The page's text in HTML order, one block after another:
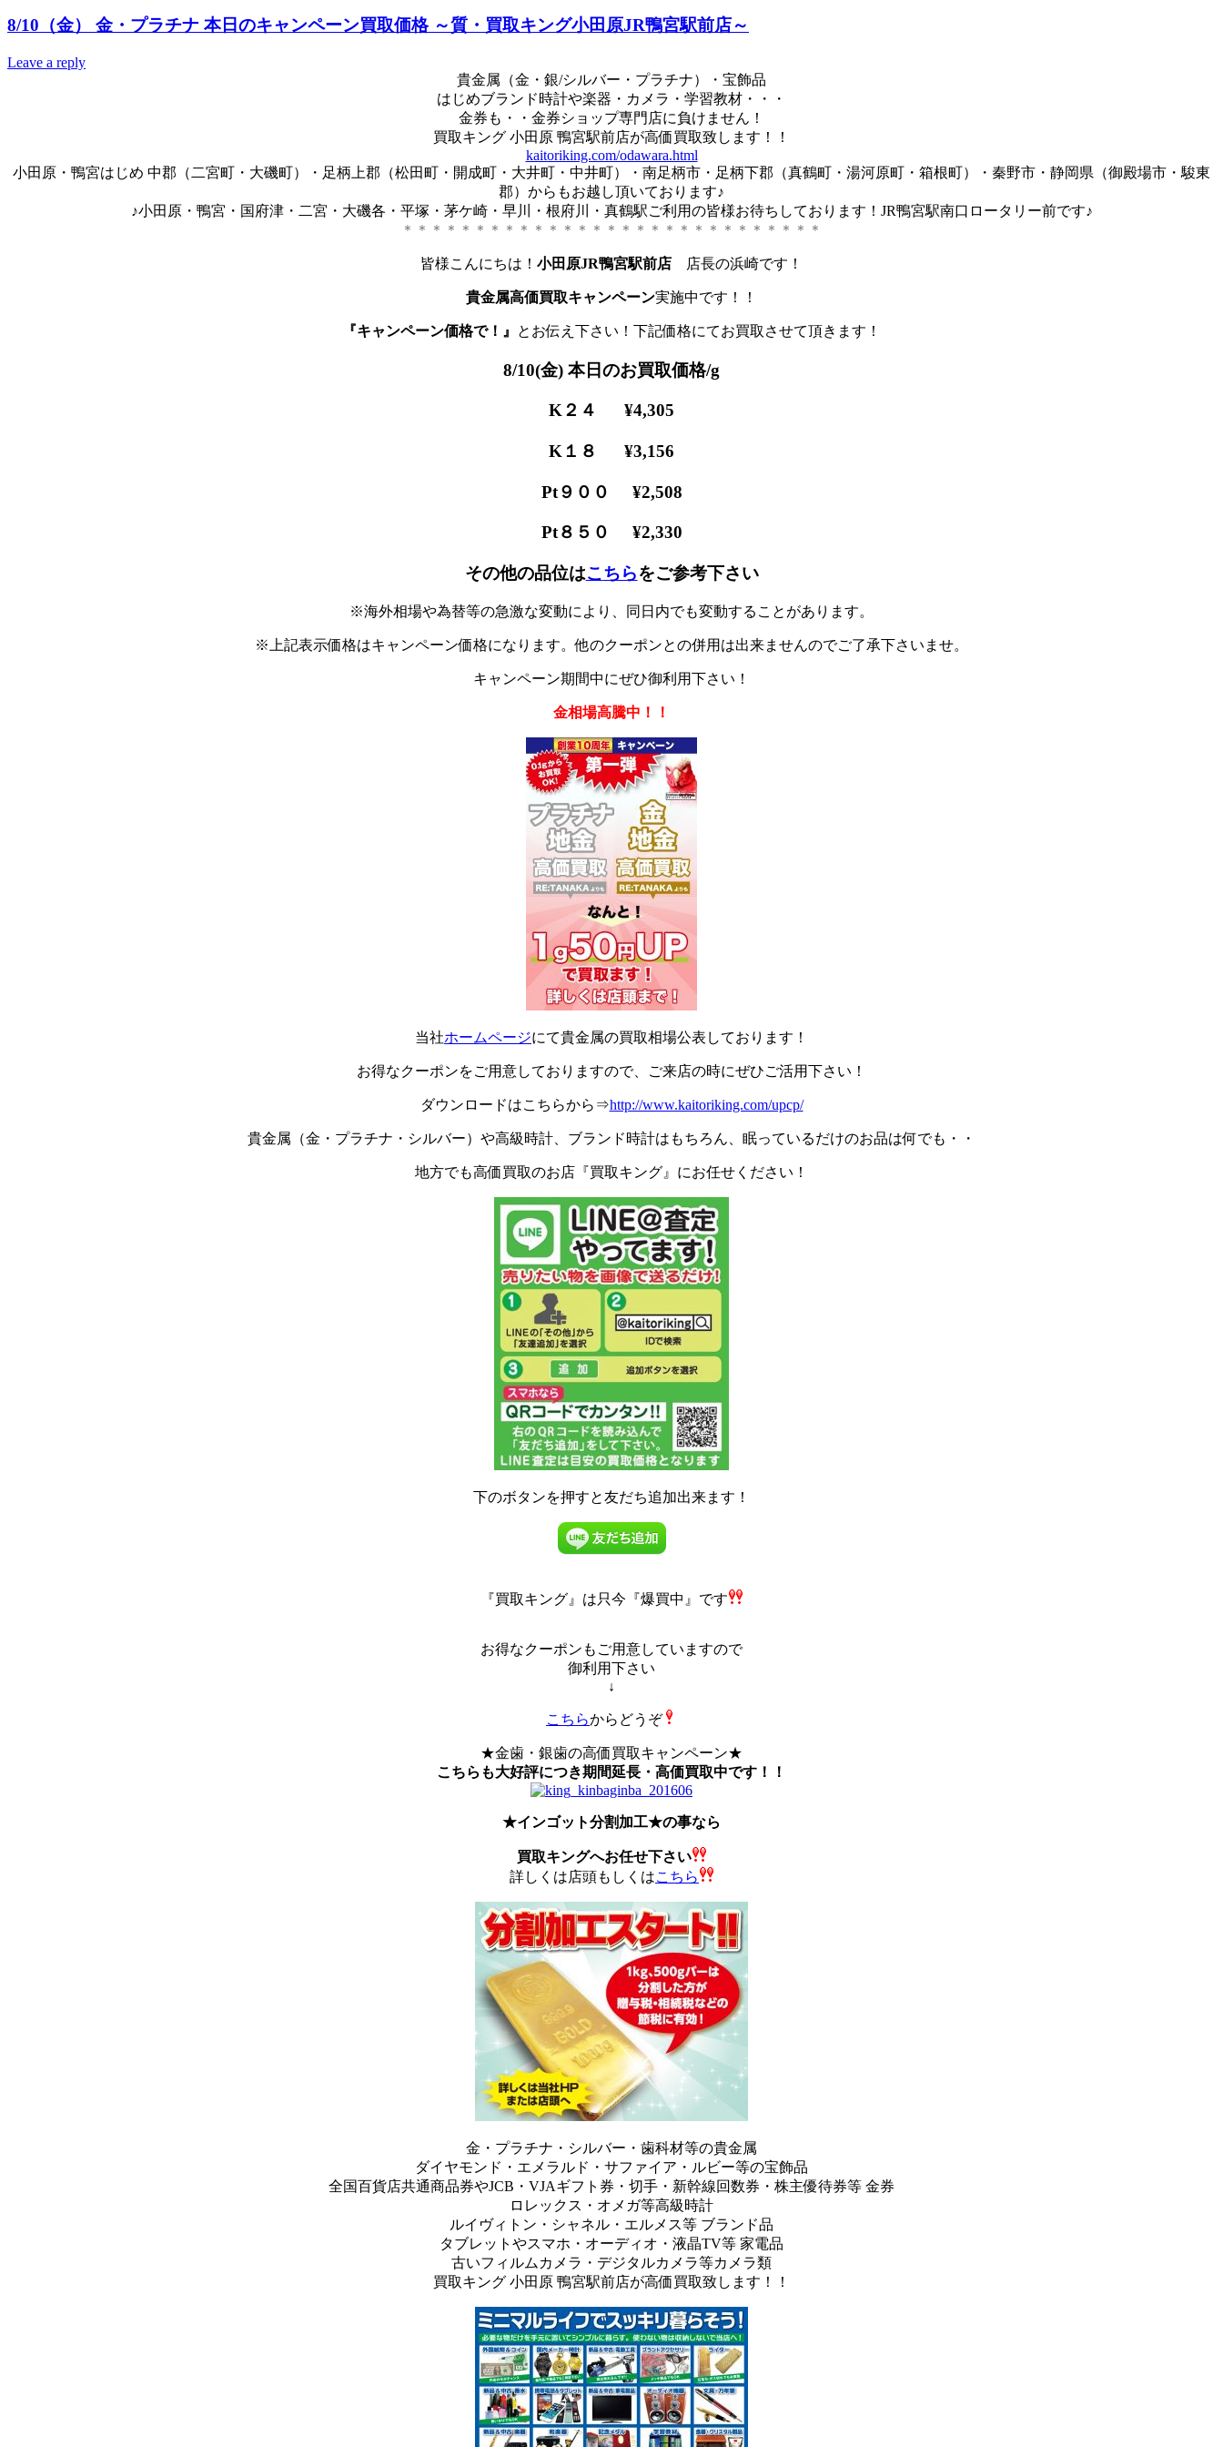
8/10（金） 金・プラチナ 本日のキャンペーン買取価格 ～質・買取キング小田原JR鴨宮駅前店～
Leave a reply
貴金属（金・銀/シルバー・プラチナ）・宝飾品
はじめブランド時計や楽器・カメラ・学習教材・・・
金券も・・金券ショップ専門店に負けません！
買取キング 小田原 鴨宮駅前店が高価買取致します！！
kaitoriking.com/odawara.html
小田原・鴨宮はじめ 中郡（二宮町・大磯町）・足柄上郡（松田町・開成町・大井町・中井町）・南足柄市・足柄下郡（真鶴町・湯河原町・箱根町）・秦野市・静岡県（御殿場市・駿東
郡）からもお越し頂いております♪
♪小田原・鴨宮・国府津・二宮・大磯各・平塚・茅ケ崎・早川・根府川・真鶴駅ご利用の皆様お待ちしております！JR鴨宮駅南口ロータリー前です♪
＊＊＊＊＊＊＊＊＊＊＊＊＊＊＊＊＊＊＊＊＊＊＊＊＊＊＊＊＊
皆様こんにちは！ 小田原JR鴨宮駅前店 店長の浜崎です！
貴金属高価買取キャンペーン実施中です！！
『キャンペーン価格で！』 とお伝え下さい！下記価格にてお買取させて頂きます！
8/10(金) 本日のお買取価格/g
K２４ ¥4,305
K１８ ¥3,156
Pt９００ ¥2,508
Pt８５０ ¥2,330
その他の品位はこちらをご参考下さい
※海外相場や為替等の急激な変動により、同日内でも変動することがあります。
※上記表示価格はキャンペーン価格になります。他のクーポンとの併用は出来ませんのでご了承下さいませ。
キャンペーン期間中にぜひ御利用下さい！
金相場高騰中！！
当社ホームページにて貴金属の買取相場公表しております！
お得なクーポンをご用意しておりますので、ご来店の時にぜひご活用下さい！
ダウンロードはこちらから⇒http://www.kaitoriking.com/upcp/
貴金属（金・プラチナ・シルバー）や高級時計、ブランド時計はもちろん、眠っているだけのお品は何でも・・
地方でも高価買取のお店『買取キング』にお任せください！
下のボタンを押すと友だち追加出来ます！
『買取キング』は只今『爆買中』です
お得なクーポンもご用意していますので
御利用下さい
↓
こちらからどうぞ
★金歯・銀歯の高価買取キャンペーン★
こちらも大好評につき期間延長・高価買取中です！！
★インゴット分割加工★の事なら
買取キングへお任せ下さい
詳しくは店頭もしくはこちら
金・プラチナ・シルバー・歯科材等の貴金属
ダイヤモンド・エメラルド・サファイア・ルビー等の宝飾品
全国百貨店共通商品券やJCB・VJAギフト券・切手・新幹線回数券・株主優待券等 金券
ロレックス・オメガ等高級時計
ルイヴィトン・シャネル・エルメス等 ブランド品
タブレットやスマホ・オーディオ・液晶TV等 家電品
古いフィルムカメラ・デジタルカメラ等カメラ類
買取キング 小田原 鴨宮駅前店が高価買取致します！！